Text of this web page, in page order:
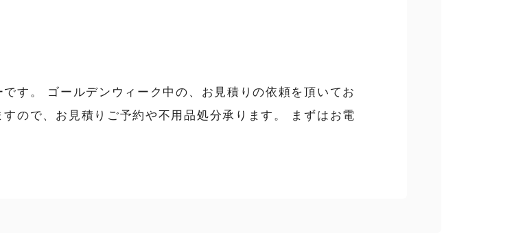
す。 ゴールデンウィーク中の、お見積りの依頼を頂いてお
ので、お見積りご予約や不用品処分承ります。 まずはお電